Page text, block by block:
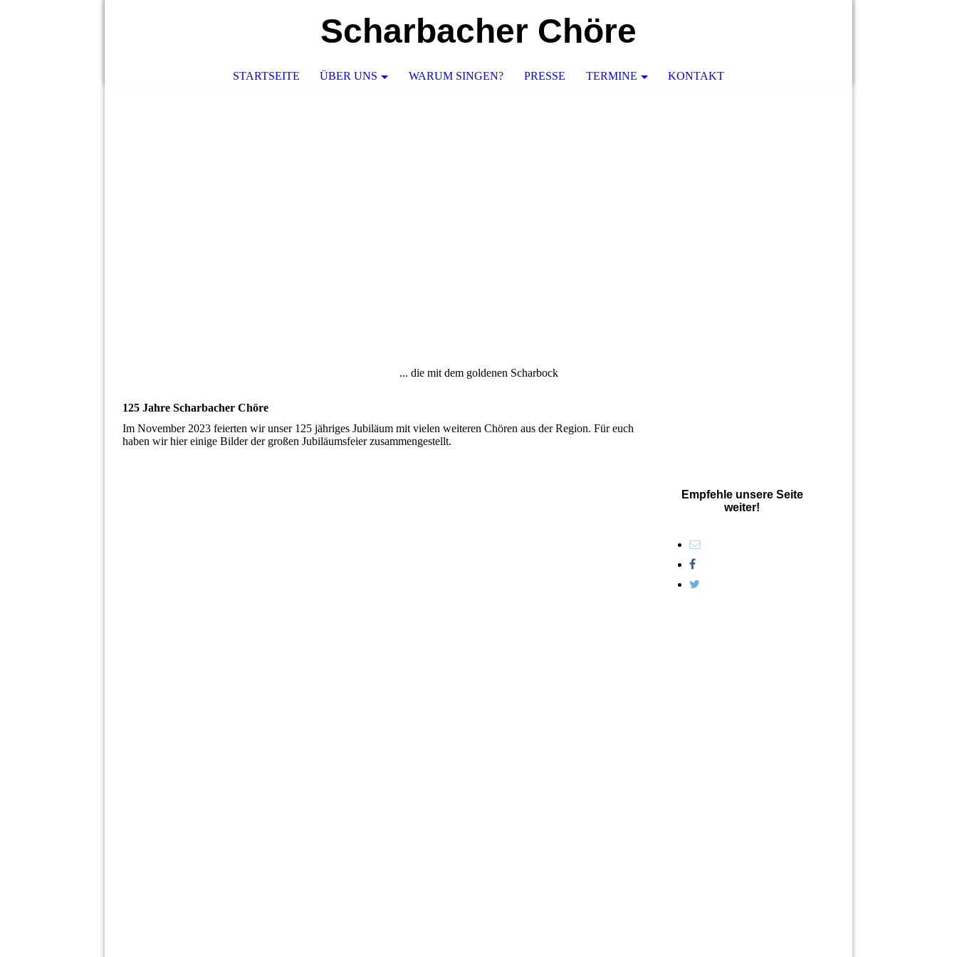
Scharbacher Chöre
STARTSEITE ÜBER UNS WARUM SINGEN? PRESSE TERMINE KONTAKT
... die mit dem goldenen Scharbock
125 Jahre Scharbacher Chöre
Im November 2023 feierten wir unser 125 jähriges Jubiläum mit vielen weiteren Chören aus der Region. Für euch
haben wir hier einige Bilder der großen Jubiläumsfeier zusammengestellt.
Empfehle unsere Seite
weiter!